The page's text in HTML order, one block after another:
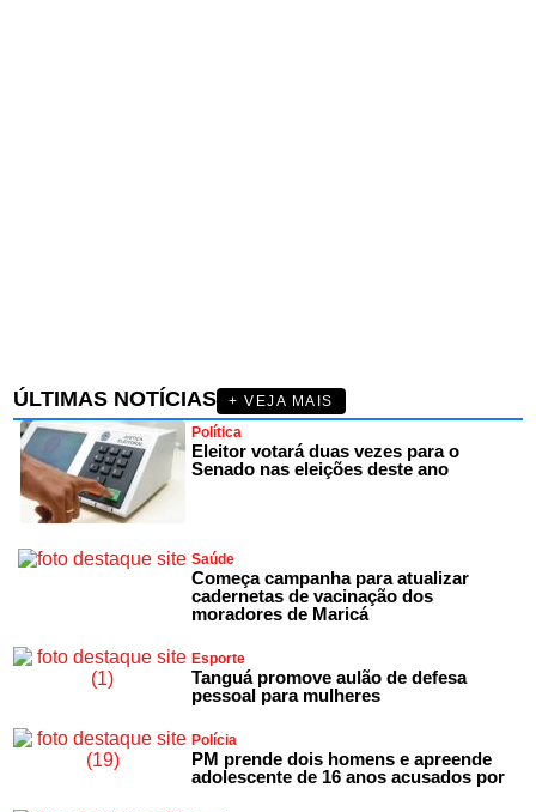
ÚLTIMAS NOTÍCIAS
+ VEJA MAIS
Política
Eleitor votará duas vezes para o
Senado nas eleições deste ano
Saúde
Começa campanha para atualizar
cadernetas de vacinação dos
moradores de Maricá
Esporte
Tanguá promove aulão de defesa
pessoal para mulheres
Polícia
PM prende dois homens e apreende
adolescente de 16 anos acusados por